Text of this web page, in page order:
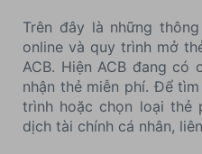
Trên đây là những
online và quy trình mở
ACB. Hiện ACB đang có
nhận thẻ miễn phí. Để
trình hoặc chọn loại thẻ
dịch tài chính cá nhân,